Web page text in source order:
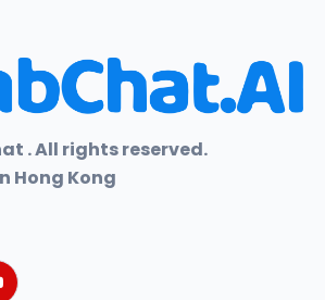
. All rights reserved.
Hong Kong